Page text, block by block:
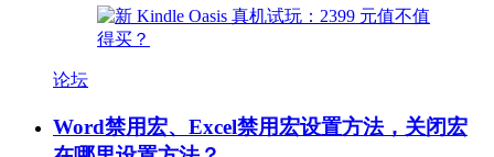
论坛
Word禁用宏、Excel禁用宏设置方法，关闭宏